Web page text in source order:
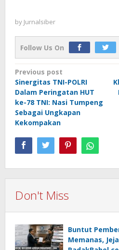
by Jurnalsiber
Follow Us On
Post
navigation
Previous post
Sinergitas TNI-POLRI
Dalam Peringatan HUT
ke-78 TNI: Nasi Tumpeng
Sebagai Ungkapan
Kekompakan
Don't Miss
Buntut
Memanas,